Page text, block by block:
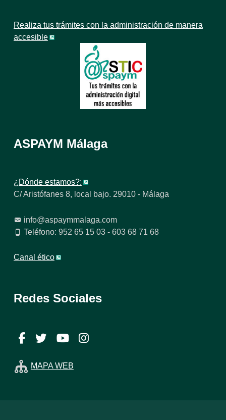
Realiza tus trámites con la administración de manera
accesible
ASPAYM Málaga
¿Dónde estamos?:
C/ Aristófanes 8, local bajo. 29010 - Málaga
info@aspaymmalaga.com
Teléfono: 952 65 15 03 - 603 68 71 68
Canal ético
Redes Sociales
Facebook
TwitterYouTube
MAPA WEB